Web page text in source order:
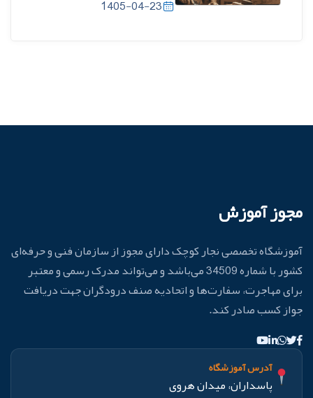
1405-04-23
مجوز آموزش
آموزشگاه تخصصی نجار کوچک دارای مجوز از سازمان فنی و حرفه‌ای
کشور با شماره 34509 می‌باشد و می‌تواند مدرک رسمی و معتبر
برای مهاجرت، سفارت‌ها و اتحادیه صنف درودگران جهت دریافت
جواز کسب صادر کند.
آدرس آموزشگاه
پاسداران، میدان هروی